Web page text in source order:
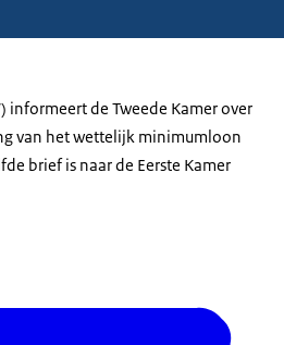
informeert de Tweede Kamer over
van het wettelijk minimumloon
brief is naar de Eerste Kamer